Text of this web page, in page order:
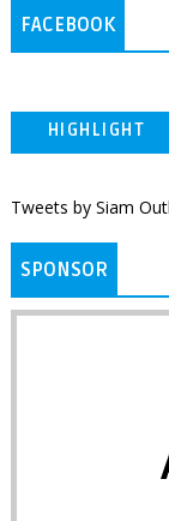
FACEBOOK
HIGHLIGHT
Tweets by Siam
SPONSOR